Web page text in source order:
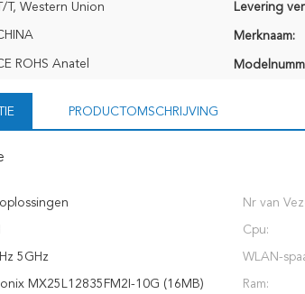
T/T, Western Union Levering
Merknaam:
ROHS Anatel
PRODUCTOMSCHRIJVING
Nr van
Cpu:
5GHz WLAN-
MX25L12835FM2I-10G (16MB) Ram: